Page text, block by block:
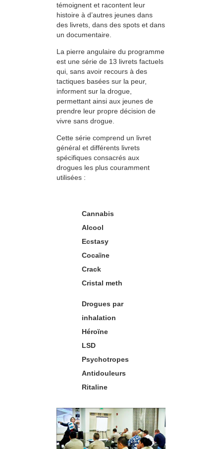
témoignent et racontent leur
histoire à d’autres jeunes dans
des livrets, dans des spots et dans
un documentaire.
La pierre angulaire du programme
est une série de 13 livrets factuels
qui, sans avoir recours à des
tactiques basées sur la peur,
informent sur la drogue,
permettant ainsi aux jeunes de
prendre leur propre décision de
vivre sans drogue.
Cette série comprend un livret
général et différents livrets
spécifiques consacrés aux
drogues les plus couramment
utilisées :
Cannabis
Alcool
Ecstasy
Cocaïne
Crack
Cristal meth
Drogues par
inhalation
Héroïne
LSD
Psychotropes
Antidouleurs
Ritaline